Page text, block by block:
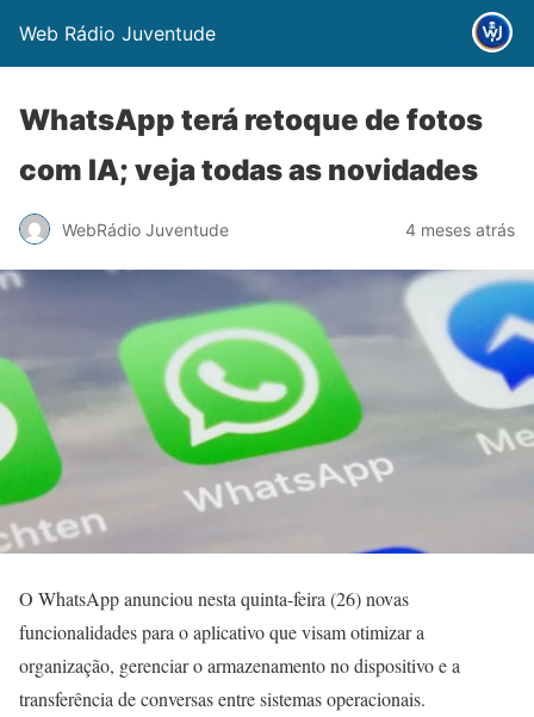
Web Rádio Juventude
WhatsApp terá retoque de fotos
com IA; veja todas as novidades
WebRádio Juventude 4 meses atrás
O WhatsApp anunciou nesta quinta-feira (26) novas
funcionalidades para o aplicativo que visam otimizar a
organização, gerenciar o armazenamento no dispositivo e a
transferência de conversas entre sistemas operacionais.